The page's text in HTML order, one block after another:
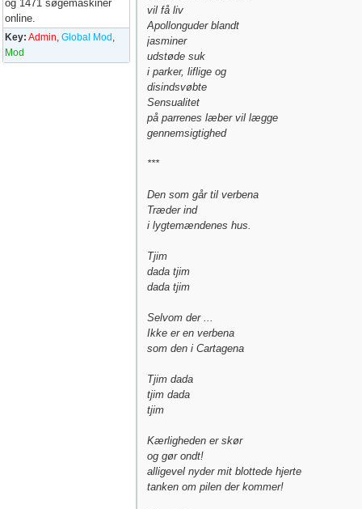
og 1471 søgemaskiner
online.
Key: Admin, Global Mod ,
Mod
vil få liv
Apollonguder blandt
jasminer
udstøde suk
i parker, liflige og
disindsvøbte
Sensualitet
på parrenes læber vil lægge
gennemsigtighed
***
Den som går til verbena
Træder ind
i lygtemændenes hus.
Tjim
dada tjim
dada tjim
Selvom der ...
Ikke er en verbena
som den i Cartagena
Tjim dada
tjim dada
tjim
Kærligheden er skør
og gør ondt!
alligevel nyder mit blottede hjerte
tanken om pilen der kommer!